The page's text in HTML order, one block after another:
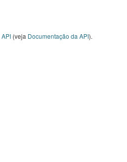
API (veja Documentação da API).